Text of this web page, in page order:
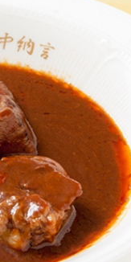
お味噌汁
お弁当（